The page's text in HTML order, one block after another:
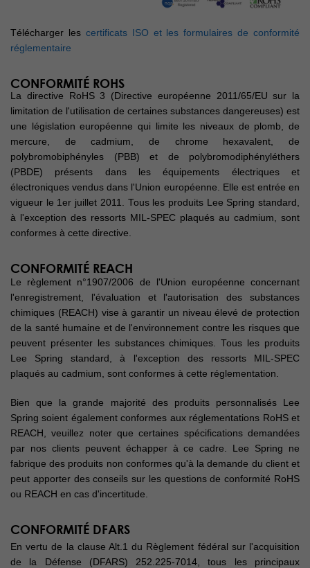
Télécharger les certificats ISO et les formulaires de conformité
réglementaire
CONFORMITÉ ROHS
La directive RoHS 3 (Directive européenne 2011/65/EU sur la
limitation de l'utilisation de certaines substances dangereuses) est
une législation européenne qui limite les niveaux de plomb, de
mercure, de cadmium, de chrome hexavalent, de
polybromobiphényles (PBB) et de polybromodiphényléthers
(PBDE) présents dans les équipements électriques et
électroniques vendus dans l'Union européenne. Elle est entrée en
vigueur le 1er juillet 2011. Tous les produits Lee Spring standard,
à l'exception des ressorts MIL-SPEC plaqués au cadmium, sont
conformes à cette directive.
CONFORMITÉ REACH
Le règlement n°1907/2006 de l'Union européenne concernant
l'enregistrement, l'évaluation et l'autorisation des substances
chimiques (REACH) vise à garantir un niveau élevé de protection
de la santé humaine et de l'environnement contre les risques que
peuvent présenter les substances chimiques. Tous les produits
Lee Spring standard, à l'exception des ressorts MIL-SPEC
plaqués au cadmium, sont conformes à cette réglementation.
Bien que la grande majorité des produits personnalisés Lee
Spring soient également conformes aux réglementations RoHS et
REACH, veuillez noter que certaines spécifications demandées
par nos clients peuvent échapper à ce cadre. Lee Spring ne
fabrique des produits non conformes qu'à la demande du client et
peut apporter des conseils sur les questions de conformité RoHS
ou REACH en cas d'incertitude.
CONFORMITÉ DFARS
En vertu de la clause Alt.1 du Règlement fédéral sur l'acquisition
de la Défense (DFARS) 252.225-7014, tous les principaux